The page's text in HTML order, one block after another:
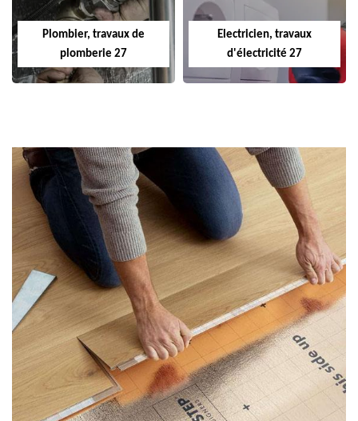
Plombier, travaux de
plomberie 27
Electricien, travaux
d'électricité 27